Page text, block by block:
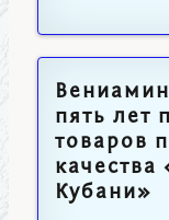
пять лет
товаров
Кубани»